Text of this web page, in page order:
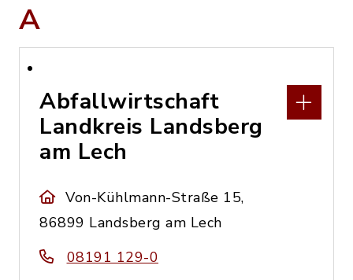
A
Abfallwirtschaft
Landkreis Landsberg
am Lech
Von-Kühlmann-Straße 15,
86899 Landsberg am Lech
08191 129-0